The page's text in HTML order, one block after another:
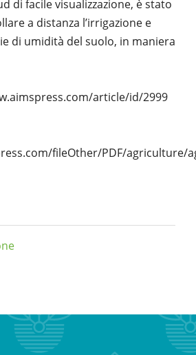
di facile visualizzazione, è stato
a distanza l’irrigazione e
di umidità del suolo, in maniera
article/id/2999
fileOther/PDF/agriculture/